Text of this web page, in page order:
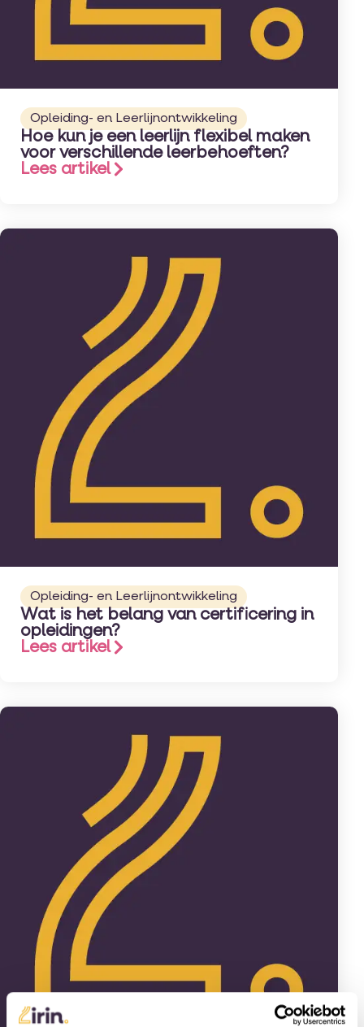
Opleiding- en Leerlijnontwikkeling
Hoe kun je een leerlijn flexibel maken
voor verschillende leerbehoeften?
Lees artikel
Opleiding- en Leerlijnontwikkeling
Wat is het belang van certificering in
opleidingen?
Lees artikel